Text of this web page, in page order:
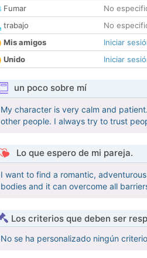
Fumar
No
trabajo
No
Mis amigos
Iniciar
Unido
Iniciar
un poco sobre mí
My character is very calm and
other people. I always try to trust
Lo que espero de mi pareja.
I want to find a romantic,
bodies and it can overcome all
Los criterios que deben ser
No se ha personalizado ningún criterio